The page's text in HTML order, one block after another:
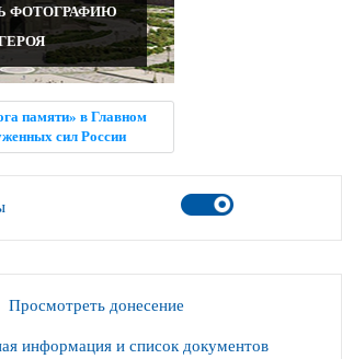
ФОТОГРАФИЮ
памяти» в Главном
сил России
Просмотреть донесение
информация и список документов